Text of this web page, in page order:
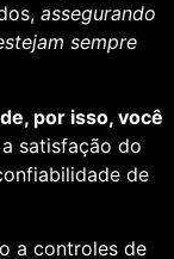
assegurando
sempre
por isso, você
satisfação do
de
a controles de